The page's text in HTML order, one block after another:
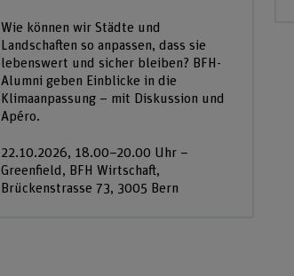
Wie können wir Städte und
Landschaften so anpassen, dass sie
lebenswert und sicher bleiben? BFH-
Alumni geben Einblicke in die
Klimaanpassung – mit Diskussion und
Apéro.
22.10.2026, 18.00–20.00 Uhr –
Greenfield, BFH Wirtschaft,
Brückenstrasse 73, 3005 Bern